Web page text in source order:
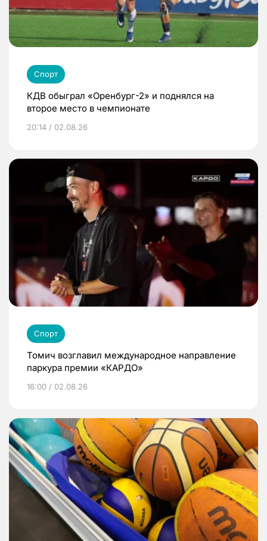
Спорт
КДВ обыграл «Оренбург-2» и поднялся на
второе место в чемпионате
20:14 / 02.08.26
Спорт
Томич возглавил международное направление
паркура премии «КАРДО»
16:00 / 02.08.26